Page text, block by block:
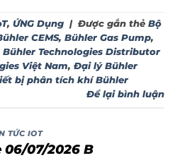
, ỨNG Dụng | Được gắn thẻ Bộ
CEMS, Bühler Gas Pump,
Bühler Technologies Distributor
Việt Nam, Đại lý Bühler
bị phân tích khí Bühler
Để lại bình luận
TỨC IOT
07/2026 B